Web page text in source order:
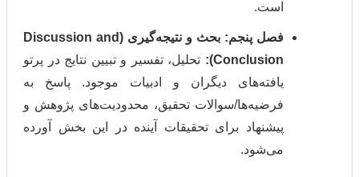
فصل پنجم: بحث و نتیجه‌گیری (Discussion and
تحلیل، تفسیر و تبیین نتایج در پرتو
یافته‌های دیگران و ادبیات موجود. پاسخ به
فرضیه‌ها/سوالات تحقیق، محدودیت‌های پژوهش و
پیشنهاد برای تحقیقات آینده در این بخش آورده